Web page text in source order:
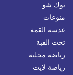
توك شو
منوعات
عدسة القمة
تحت القبة
رياضة محلية
رياضة لايت